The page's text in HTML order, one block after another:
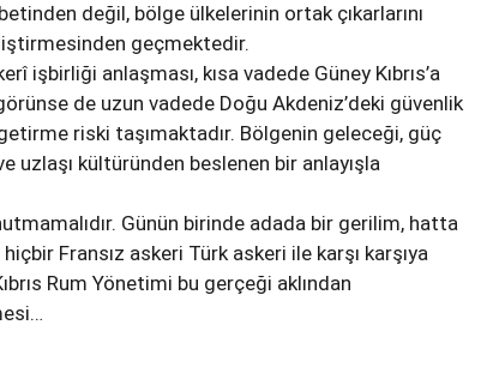
değil, bölge ülkelerinin ortak çıkarlarını
geçmektedir.
işbirliği anlaşması, kısa vadede Güney Kıbrıs’a
de uzun vadede Doğu Akdeniz’deki güvenlik
riski taşımaktadır. Bölgenin geleceği, güç
uzlaşı kültüründen beslenen bir anlayışla
Günün birinde adada bir gerilim, hatta
Fransız askeri Türk askeri ile karşı karşıya
Rum Yönetimi bu gerçeği aklından